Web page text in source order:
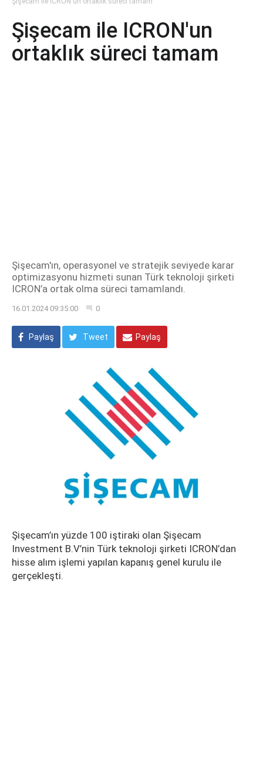
Şişecam ile ICRON'un
ortaklık süreci tamam
Şişecam'ın, operasyonel ve stratejik seviyede karar
optimizasyonu hizmeti sunan Türk teknoloji şirketi
ICRON’a ortak olma süreci tamamlandı.
16.01.2024 09:35:00 0
Paylaş Tweet Paylaş
Şişecam’ın yüzde 100 iştiraki olan Şişecam
Investment B.V’nin Türk teknoloji şirketi ICRON’dan
hisse alım işlemi yapılan kapanış genel kurulu ile
gerçekleşti.